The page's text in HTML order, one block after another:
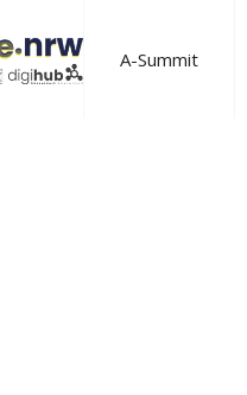
A-Summit